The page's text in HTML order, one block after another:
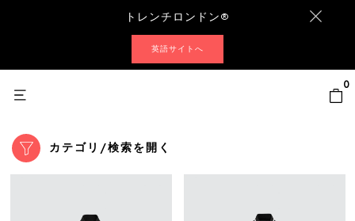
トレンチロンドン®
英語サイトへ
0
カテゴリ/検索を開く